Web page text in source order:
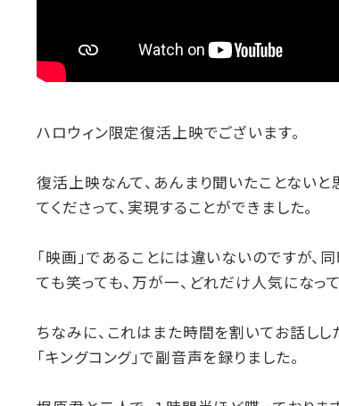
ハロウィン限定復活上映でございます。
復活上映なんて、あんまり聞いたことないと
てくださって、実現することができました。
「映画」であることには違いないのですが、
ても笑っても、万が一、どれだけ人気になっ
ちなみに、これはまた時間を割いてお話しし
「キングコング」で副音声を録りました。